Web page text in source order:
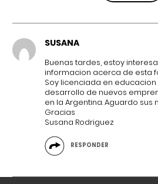
SUSANA
Buenas tardes, estoy
informacion acerca de esta
Soy licenciada en
desarrollo de nuevos
en la Argentina. Aguardo sus
Gracias
Susana Rodriguez
RESPONDER